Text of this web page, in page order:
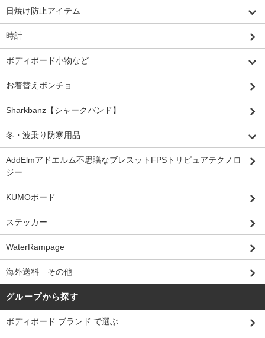
日焼け防止アイテム
時計
ボディボード小物など
お着替えポンチョ
Sharkbanz【シャークバンド】
冬・波乗り防寒用品
AddElmアドエルム不思議なブレスットFPSトリピュアテクノロ
ジー
KUMOボード
ステッカー
WaterRampage
海外送料 その他
グループから探す
ボディボード ブランド で選ぶ